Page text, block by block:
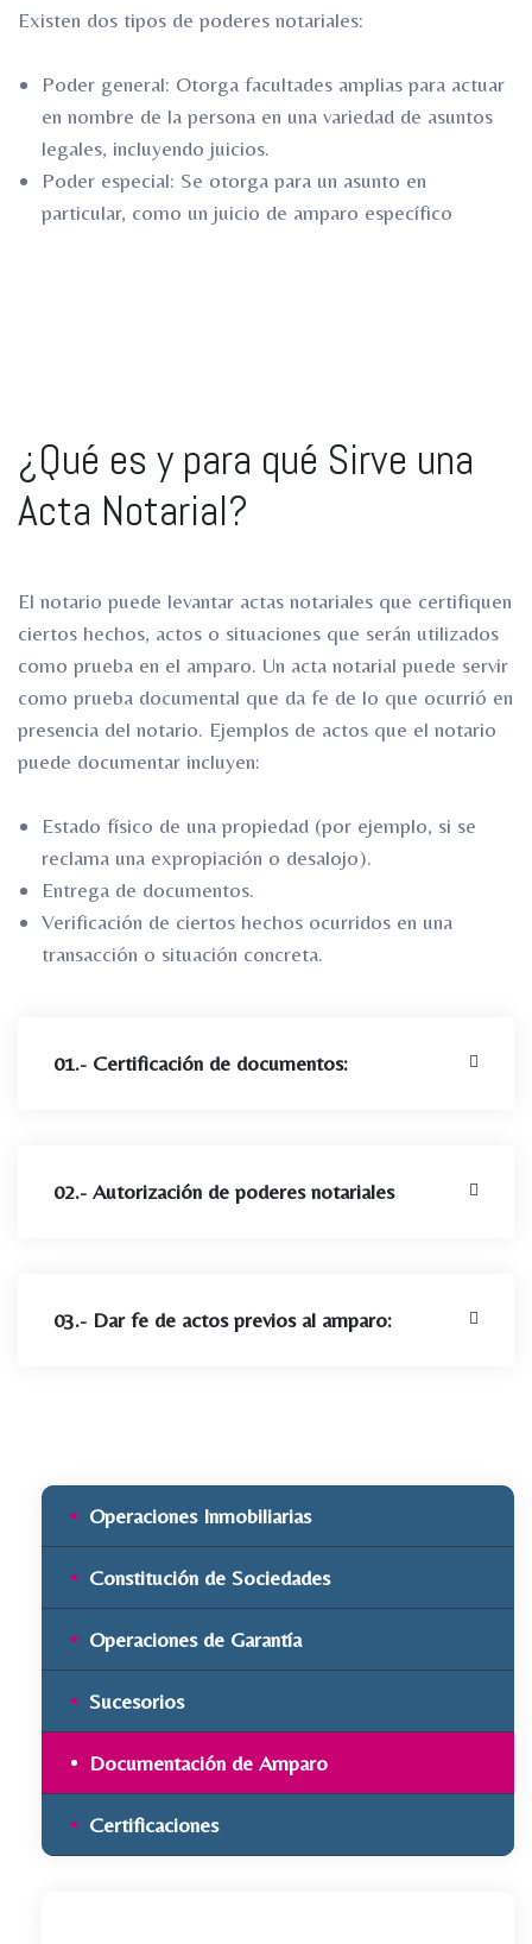
Existen dos tipos de poderes notariales:
Poder general: Otorga facultades amplias para actuar
en nombre de la persona en una variedad de asuntos
legales, incluyendo juicios.
Poder especial: Se otorga para un asunto en
particular, como un juicio de amparo específico
¿Qué es y para qué Sirve una
Acta Notarial?
El notario puede levantar actas notariales que certifiquen
ciertos hechos, actos o situaciones que serán utilizados
como prueba en el amparo. Un acta notarial puede servir
como prueba documental que da fe de lo que ocurrió en
presencia del notario. Ejemplos de actos que el notario
puede documentar incluyen:
Estado físico de una propiedad (por ejemplo, si se
reclama una expropiación o desalojo).
Entrega de documentos.
Verificación de ciertos hechos ocurridos en una
transacción o situación concreta.
01.- Certificación de documentos:
02.- Autorización de poderes notariales
03.- Dar fe de actos previos al amparo:
Operaciones Inmobiliarias
Constitución de Sociedades
Operaciones de Garantía
Sucesorios
Documentación de Amparo
Certificaciones